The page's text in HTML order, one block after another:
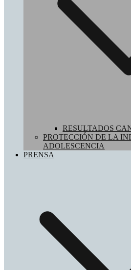
RESULTADOS
PROTECCIÓN DE LA
ADOLESCENCIA
PRENSA